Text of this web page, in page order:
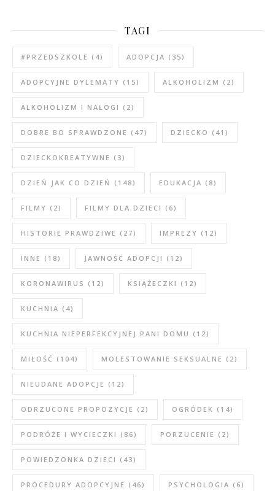
TAGI
#PRZEDSZKOLE (4) ADOPCJA (35)
ADOPCYJNE DYLEMATY (15) ALKOHOLIZM (2)
ALKOHOLIZM I NAŁOGI (2)
DOBRE BO SPRAWDZONE (47) DZIECKO (41)
DZIECKOKREATYWNE (3)
DZIEŃ JAK CO DZIEŃ (148) EDUKACJA (8)
FILMY (2) FILMY DLA DZIECI (6)
HISTORIE PRAWDZIWE (27) IMPREZY (12)
INNE (18) JAWNOŚĆ ADOPCJI (12)
KORONAWIRUS (12) KSIĄŻECZKI (12)
KUCHNIA (4)
KUCHNIA NIEPERFEKCYJNEJ PANI DOMU (12)
MIŁOŚĆ (104) MOLESTOWANIE SEKSUALNE (2)
NIEUDANE ADOPCJE (12)
ODRZUCONE PROPOZYCJE (2) OGRÓDEK (14)
PODRÓŻE I WYCIECZKI (86) PORZUCENIE (2)
POWIEDZONKA DZIECI (43)
PROCEDURY ADOPCYJNE (46) PSYCHOLOGIA (6)